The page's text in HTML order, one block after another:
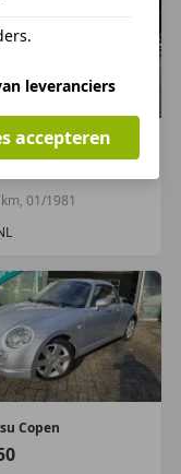
Overig
01/1981
Copen
leveranciers
accepteren